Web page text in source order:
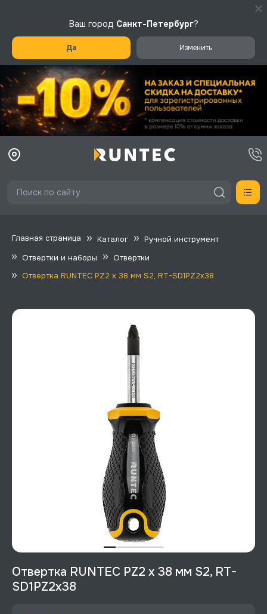
Ваш город Санкт-Петербург?
Да Изменить
Главная страница Каталог
Ручной инструмент
Отвертки и наборы
Отвертки
Отвертка RUNTEC PZ2 x 38 мм S2, RT-SD1PZ2x38
Отвертка RUNTEC PZ2 x 38 мм S2, RT-
SD1PZ2x38